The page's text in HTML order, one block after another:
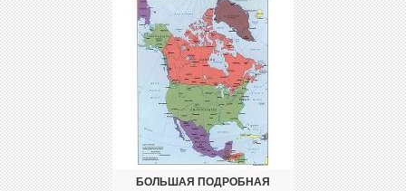
БОЛЬШАЯ ПОДРОБНАЯ